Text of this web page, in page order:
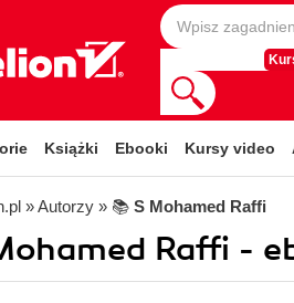
Książki Ebooki Kursy video
» Autorzy » 📚 S Mohamed Raffi
Raffi -